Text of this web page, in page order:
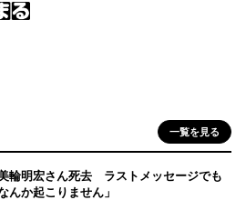
一覧を見る
輪明宏さん死去 ラストメッセージでも
か起こりません」